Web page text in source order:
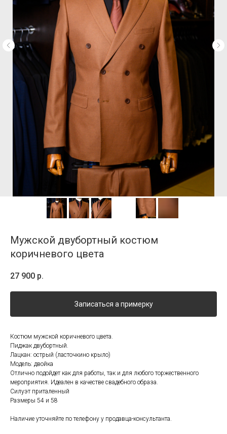
Мужской двубортный костюм
коричневого цвета
27 900 р.
Записаться а примерку
Костюм мужской коричневого цвета.
Пиджак двубортный.
Лацкан: острый (ласточкино крыло)
Модель: двойка
Отлично подойдет как для работы, так и для любого торжественного
мероприятия. Идеален в качестве свадебного образа.
Силуэт приталенный
Размеры 54 и 58
Наличие уточняйте по телефону у продавца-консультанта.